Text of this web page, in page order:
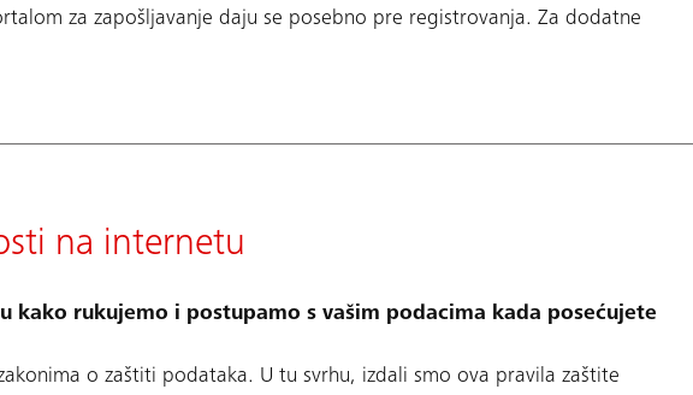
za zapošljavanje daju se posebno pre registrovanja. Za dodatne
na internetu
rukujemo i postupamo s vašim podacima kada posećujete
o zaštiti podataka. U tu svrhu, izdali smo ova pravila zaštite